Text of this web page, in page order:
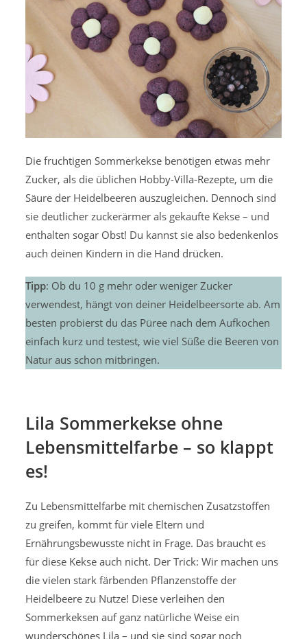
Die fruchtigen Sommerkekse benötigen etwas mehr
Zucker, als die üblichen Hobby-Villa-Rezepte, um die
Säure der Heidelbeeren auszugleichen. Dennoch sind
sie deutlicher zuckerärmer als gekaufte Kekse – und
enthalten sogar Obst! Du kannst sie also bedenkenlos
auch deinen Kindern in die Hand drücken.
Tipp: Ob du 10 g mehr oder weniger Zucker
verwendest, hängt von deiner Heidelbeersorte ab. Am
besten probierst du das Püree nach dem Aufkochen
einfach kurz und testest, wie viel Süße die Beeren von
Natur aus schon mitbringen.
Lila Sommerkekse ohne
Lebensmittelfarbe – so klappt
es!
Zu Lebensmittelfarbe mit chemischen Zusatzstoffen
zu greifen, kommt für viele Eltern und
Ernährungsbewusste nicht in Frage. Das braucht es
für diese Kekse auch nicht. Der Trick: Wir machen uns
die vielen stark färbenden Pflanzenstoffe der
Heidelbeere zu Nutze! Diese verleihen den
Sommerkeksen auf ganz natürliche Weise ein
wunderschönes Lila – und sie sind sogar noch